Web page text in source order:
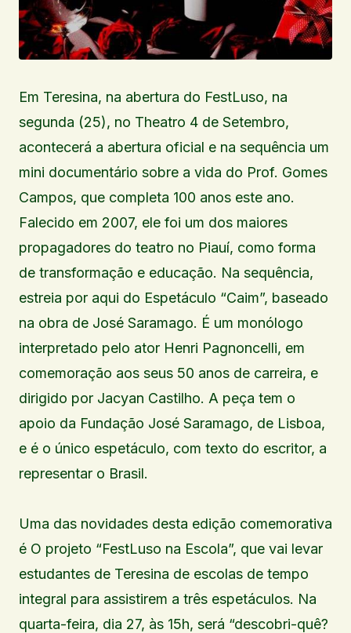
Em Teresina, na abertura do FestLuso, na
segunda (25), no Theatro 4 de Setembro,
acontecerá a abertura oficial e na sequência um
mini documentário sobre a vida do Prof. Gomes
Campos, que completa 100 anos este ano.
Falecido em 2007, ele foi um dos maiores
propagadores do teatro no Piauí, como forma
de transformação e educação. Na sequência,
estreia por aqui do Espetáculo “Caim”, baseado
na obra de José Saramago. É um monólogo
interpretado pelo ator Henri Pagnoncelli, em
comemoração aos seus 50 anos de carreira, e
dirigido por Jacyan Castilho. A peça tem o
apoio da Fundação José Saramago, de Lisboa,
e é o único espetáculo, com texto do escritor, a
representar o Brasil.
Uma das novidades desta edição comemorativa
é O projeto “FestLuso na Escola”, que vai levar
estudantes de Teresina de escolas de tempo
integral para assistirem a três espetáculos. Na
quarta-feira, dia 27, às 15h, será “descobri-quê?